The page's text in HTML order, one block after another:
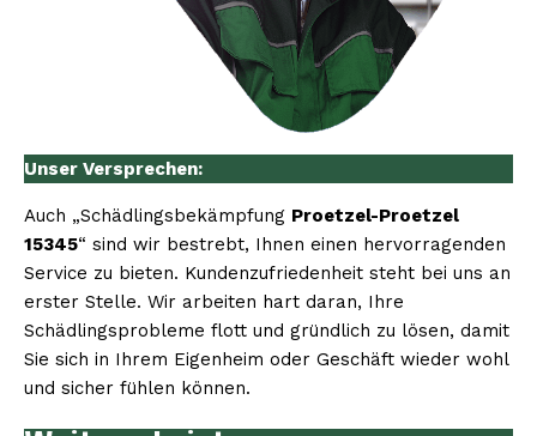
Unser Versprechen:
Auch „Schädlingsbekämpfung Proetzel-Proetzel
15345“ sind wir bestrebt, Ihnen einen hervorragenden
Service zu bieten. Kundenzufriedenheit steht bei uns an
erster Stelle. Wir arbeiten hart daran, Ihre
Schädlingsprobleme flott und gründlich zu lösen, damit
Sie sich in Ihrem Eigenheim oder Geschäft wieder wohl
und sicher fühlen können.